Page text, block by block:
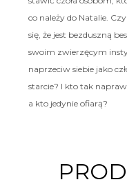
co należy do Natalie.
się, że jest bezduszną
swoim zwierzęcym
naprzeciw siebie jako
starcie? I kto tak
a kto jedynie ofiarą?